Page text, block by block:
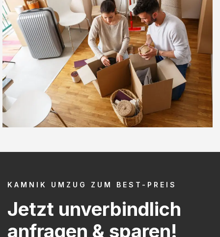
KAMNIK UMZUG ZUM BEST-PREIS
Jetzt unverbindlich
anfragen & sparen!